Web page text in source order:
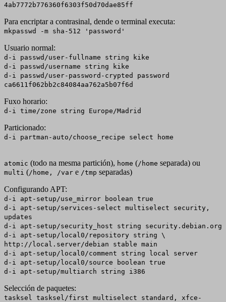
4ab7772b776360f6303f50d70dae85ff
Para encriptar a contrasinal, dende o terminal executa:
mkpasswd -m sha-512 'password'
Usuario normal:
d-i passwd/user-fullname string kike
d-i passwd/username string kike
d-i passwd/user-password-crypted password
ca6611f062bb2c84084aa762a5b07f6d
Fuxo horario:
d-i time/zone string Europe/Madrid
Particionado:
d-i partman-auto/choose_recipe select home
atomic (todo na mesma partición), home (/home separada) ou
multi (/home, /var e /tmp separadas)
Configurando APT:
d-i apt-setup/use_mirror boolean true
d-i apt-setup/services-select multiselect security,
updates
d-i apt-setup/security_host string security.debian.org
d-i apt-setup/local0/repository string \
http://local.server/debian stable main
d-i apt-setup/local0/comment string local server
d-i apt-setup/local0/source boolean true
d-i apt-setup/multiarch string i386
Selección de paquetes:
tasksel tasksel/first multiselect standard, xfce-